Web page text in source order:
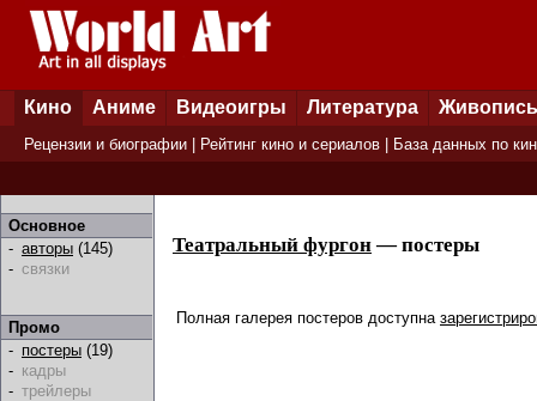
Кино Аниме Видеоигры Литература Живопись
Рецензии и биографии Рейтинг кино и сериалов База данных по
Основное
- авторы (145)
- связки
Промо
- постеры (19)
- кадры
- трейлеры
Театральный фургон— постеры
Полная галерея постеров доступна